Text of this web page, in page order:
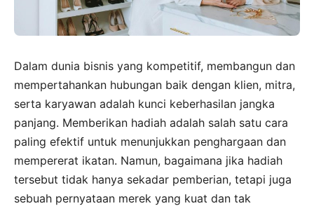
Dalam dunia bisnis yang kompetitif, membangun dan
mempertahankan hubungan baik dengan klien, mitra,
serta karyawan adalah kunci keberhasilan jangka
panjang. Memberikan hadiah adalah salah satu cara
paling efektif untuk menunjukkan penghargaan dan
mempererat ikatan. Namun, bagaimana jika hadiah
tersebut tidak hanya sekadar pemberian, tetapi juga
sebuah pernyataan merek yang kuat dan tak